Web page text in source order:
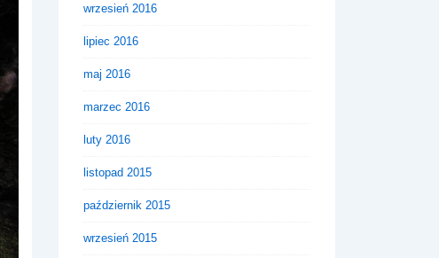
wrzesień 2016
lipiec 2016
maj 2016
marzec 2016
luty 2016
listopad 2015
październik 2015
wrzesień 2015